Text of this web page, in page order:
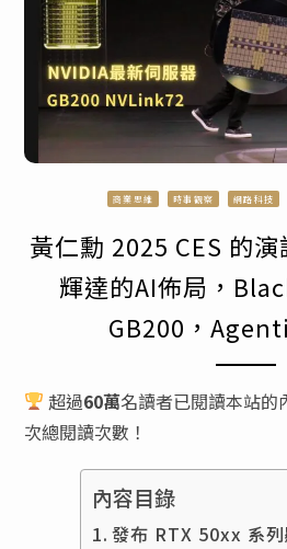
商業思維 時事觀察 網路科技
黃仁勳 2025 CES 的
輝達的AI佈局，
GB200，
超過60萬名讀者已閱讀本站的
次總閱讀次數！
內容目錄
發布 RTX 50xx 系